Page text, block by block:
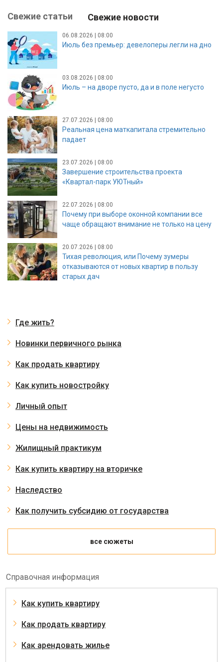
Свежие статьи Свежие новости
06.08.2026 | 08:00
Июль без премьер: девелоперы легли на дно
03.08.2026 | 08:00
Июль – на дворе пусто, да и в поле негусто
27.07.2026 | 08:00
Реальная цена маткапитала стремительно
падает
23.07.2026 | 08:00
Завершение строительства проекта
«Квартал-парк УЮТный»
22.07.2026 | 08:00
Почему при выборе оконной компании все
чаще обращают внимание не только на цену
20.07.2026 | 08:00
Тихая революция, или Почему зумеры
отказываются от новых квартир в пользу
старых дач
Где жить?
Новинки первичного рынка
Как продать квартиру
Как купить новостройку
Личный опыт
Цены на недвижимость
Жилищный практикум
Как купить квартиру на вторичке
Наследство
Как получить субсидию от государства
все сюжеты
Справочная информация
Как купить квартиру
Как продать квартиру
Как арендовать жилье